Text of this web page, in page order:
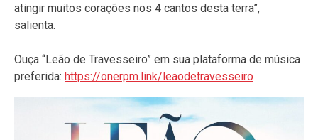
atingir muitos corações nos 4 cantos desta terra”,
salienta.
Ouça “Leão de Travesseiro” em sua plataforma de música
preferida: https://onerpm.link/leaodetravesseiro